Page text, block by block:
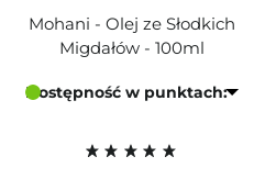
Mohani - Olej ze Słodkich
Migdałów - 100ml
Dostępność w punktach: